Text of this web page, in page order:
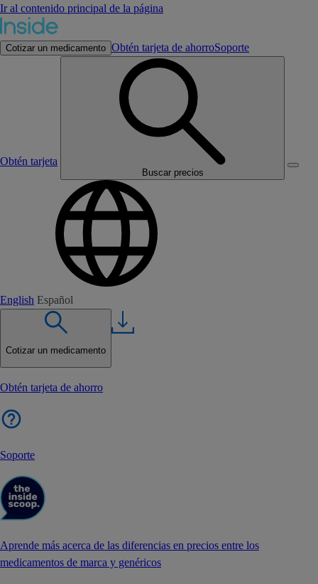
Ir al contenido principal de la página
Cotizar un medicamento Obtén tarjeta de ahorroSoporte
Obtén tarjeta
Buscar precios
English Español
Cotizar un medicamento
Obtén tarjeta de ahorro
Soporte
Aprende más acerca de las diferencias en precios entre los
medicamentos de marca y genéricos